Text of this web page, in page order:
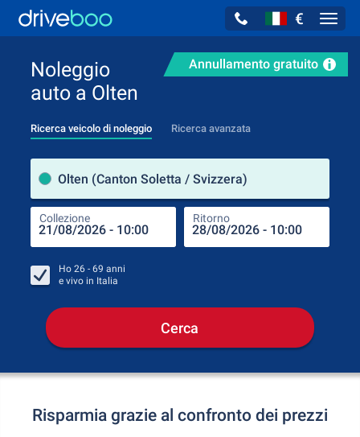
€
Annullamento gratuito
Noleggio
auto a Olten
Ricerca veicolo di noleggio Ricerca avanzata
Olten (Canton Soletta / Svizzera)
Collezione Ritorno
Ho 26 - 69 anni
e vivo in Italia
Cerca
Risparmia grazie al confronto dei prezzi